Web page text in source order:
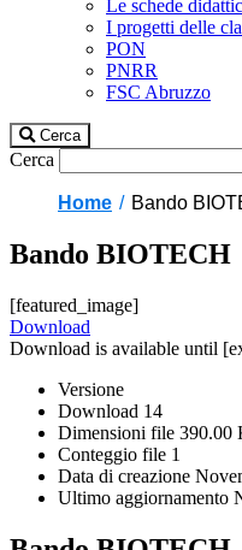
Le schede
I progetti delle
PON
PNRR
FSC Abruzzo
Cerca
Cerca
Home Bando
Bando BIOTECH
[featured_image]
Download
Download is available until
Versione
Download 14
Dimensioni file 390.00
Conteggio file 1
Data di creazione
Ultimo aggiornamento